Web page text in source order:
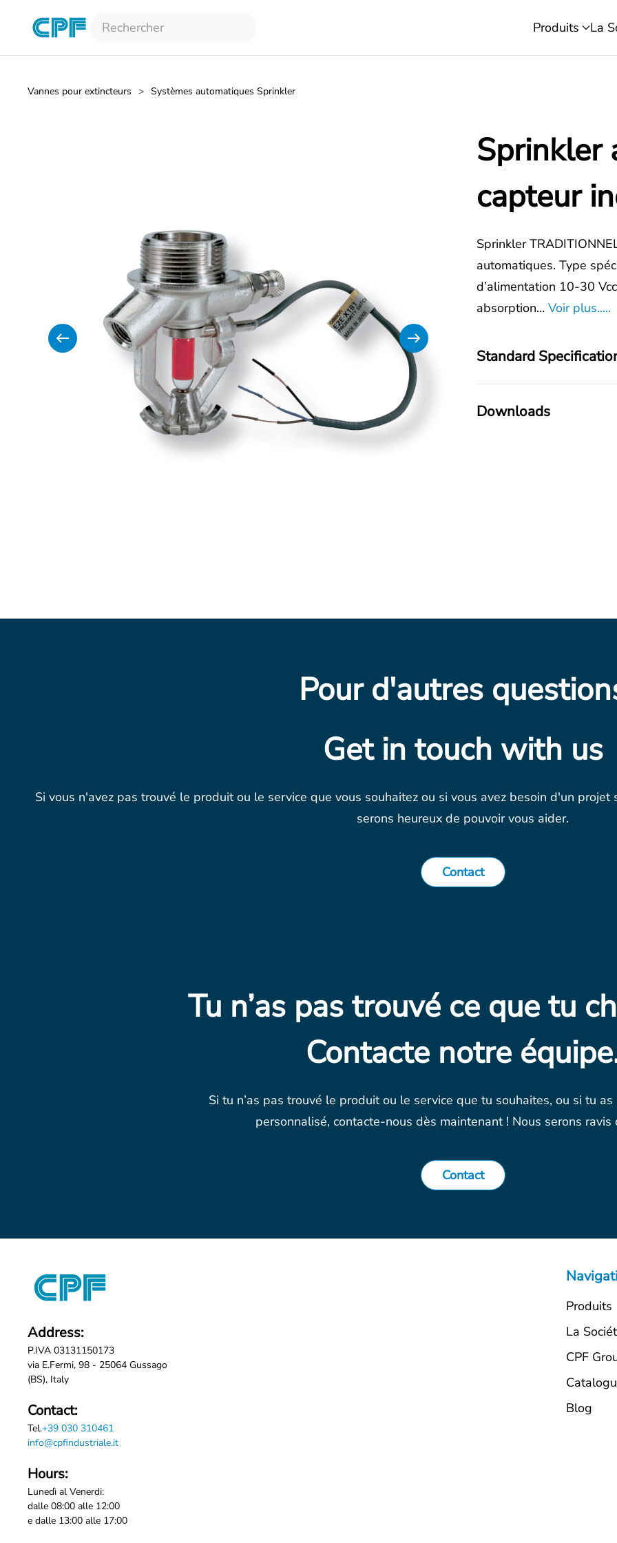
Accéder au contenu principal
Produits La
Vannes pour extincteurs Systèmes automatiques Sprinkler
Sprinkler
capteur
Sprinkler
automatiques. Type
d’alimentation 10-30
absorption… Voir plus.....
Standard
Downloads
Pour d'autres
Get in touch with us
Si vous n'avez pas trouvé le produit ou le service que vous souhaitez ou si vous avez besoin d'un
serons heureux de pouvoir vous aider.
Contact
Tu n’as pas trouvé ce que tu
Contacte notre
Si tu n’as pas trouvé le produit ou le service que tu souhaites, ou si tu as
personnalisé, contacte-nous dès maintenant ! Nous serons ravis
Contact
Address:
P.IVA 03131150173
via E.Fermi, 98 - 25064 Gussago
(BS), Italy
Contact:
Tel.+39 030 310461
info@cpfindustriale.it
Hours:
Lunedì al Venerdi:
dalle 08:00 alle 12:00
e dalle 13:00 alle 17:00
Produits
La
CPF
Blog